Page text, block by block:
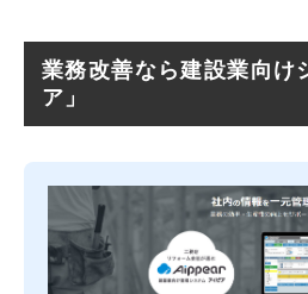
業務改善なら建設業向け
ア」